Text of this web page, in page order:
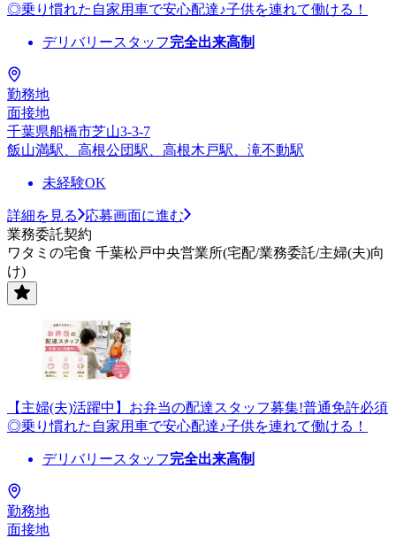
◎乗り慣れた自家用車で安心配達♪子供を連れて働ける！
デリバリースタッフ完全出来高制
勤務地
面接地
千葉県船橋市芝山3-3-7
飯山満駅、高根公団駅、高根木戸駅、滝不動駅
未経験OK
詳細を見る
応募画面に進む
業務委託契約
ワタミの宅食 千葉松戸中央営業所(宅配/業務委託/主婦(夫)向
け)
【主婦(夫)活躍中】お弁当の配達スタッフ募集!普通免許必須
◎乗り慣れた自家用車で安心配達♪子供を連れて働ける！
デリバリースタッフ完全出来高制
勤務地
面接地